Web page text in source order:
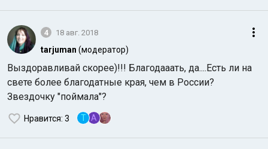
4 18 авг. 2018
tarjuman (модератор)
Выздоравливай скорее)!!! Благодааать, да....Есть ли на
свете более благодатные края, чем в России?
Звездочку "поймала"?
Нравится: 3 T A